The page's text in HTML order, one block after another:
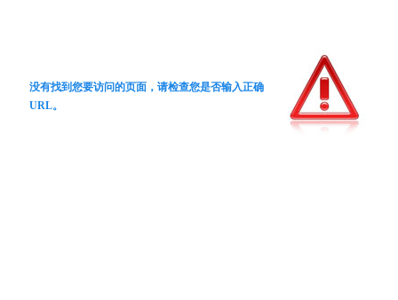
没有找到您要访问的页面，请检查您是否输入正确
URL。